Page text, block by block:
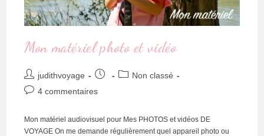
Mon matériel photo et vidéo
judithvoyage
Non classé
4 commentaires
Mon matériel audiovisuel pour Mes PHOTOS et vidéos DE
VOYAGE On me demande régulièrement quel appareil photo ou